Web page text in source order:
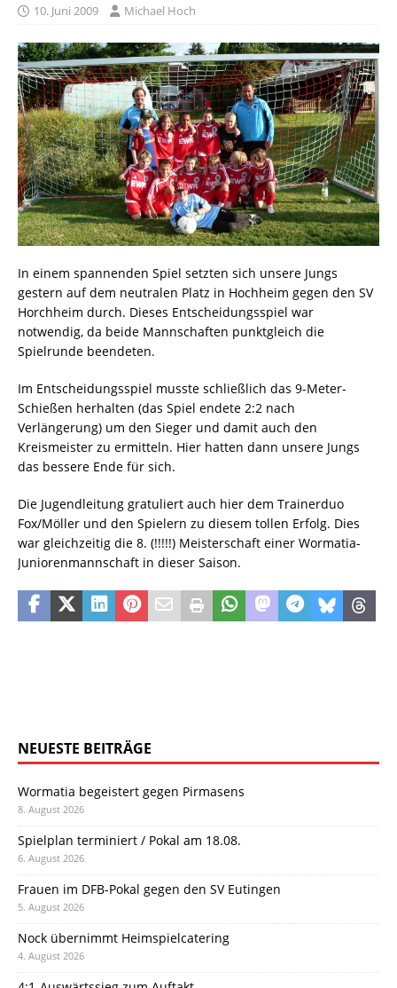
10. Juni 2009 Michael Hoch
In einem spannenden Spiel setzten sich unsere Jungs
gestern auf dem neutralen Platz in Hochheim gegen den SV
Horchheim durch. Dieses Entscheidungsspiel war
notwendig, da beide Mannschaften punktgleich die
Spielrunde beendeten.
Im Entscheidungsspiel musste schließlich das 9-Meter-
Schießen herhalten (das Spiel endete 2:2 nach
Verlängerung) um den Sieger und damit auch den
Kreismeister zu ermitteln. Hier hatten dann unsere Jungs
das bessere Ende für sich.
Die Jugendleitung gratuliert auch hier dem Trainerduo
Fox/Möller und den Spielern zu diesem tollen Erfolg. Dies
war gleichzeitig die 8. (!!!!!) Meisterschaft einer Wormatia-
Juniorenmannschaft in dieser Saison.
NEUESTE BEITRÄGE
Wormatia begeistert gegen Pirmasens
8. August 2026
Spielplan terminiert / Pokal am 18.08.
6. August 2026
Frauen im DFB-Pokal gegen den SV Eutingen
5. August 2026
Nock übernimmt Heimspielcatering
4. August 2026